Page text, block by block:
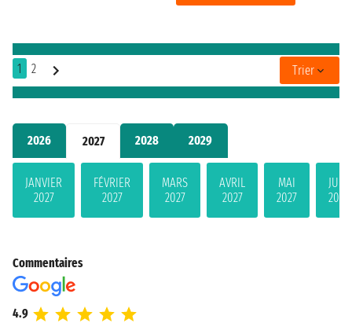
2026 2027 2028 2029
JANVIER
2027
FÉVRIER
2027
MARS
2027
AVRIL
2027
MAI
2027
JUIN
2027
1 2 Trier
Commentaires
4.9